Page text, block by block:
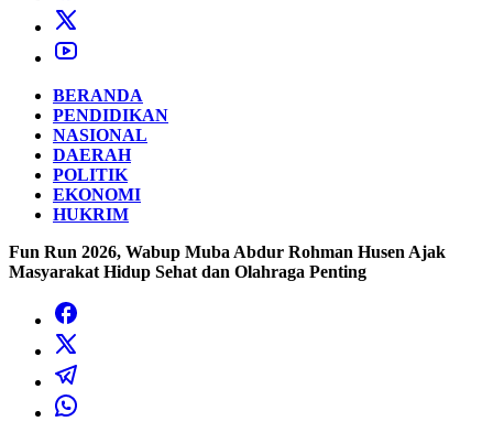
BERANDA
PENDIDIKAN
NASIONAL
DAERAH
POLITIK
EKONOMI
HUKRIM
Fun Run 2026, Wabup Muba Abdur Rohman Husen Ajak
Masyarakat Hidup Sehat dan Olahraga Penting